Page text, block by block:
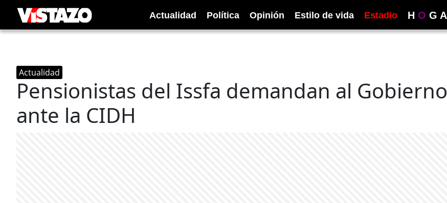
Actualidad Política Opinión Estilo de vida Estadio H O G A
Actualidad
Pensionistas del Issfa demandan al Gobierno
ante la CIDH